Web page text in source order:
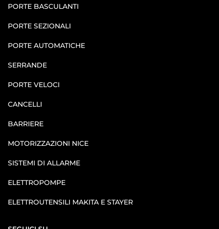
PORTE BASCULANTI
PORTE SEZIONALI
PORTE AUTOMATICHE
SERRANDE
PORTE VELOCI
CANCELLI
BARRIERE
MOTORIZZAZIONI NICE
SISTEMI DI ALLARME
ELETTROPOMPE
ELETTROUTENSILI MAKITA E STAYER